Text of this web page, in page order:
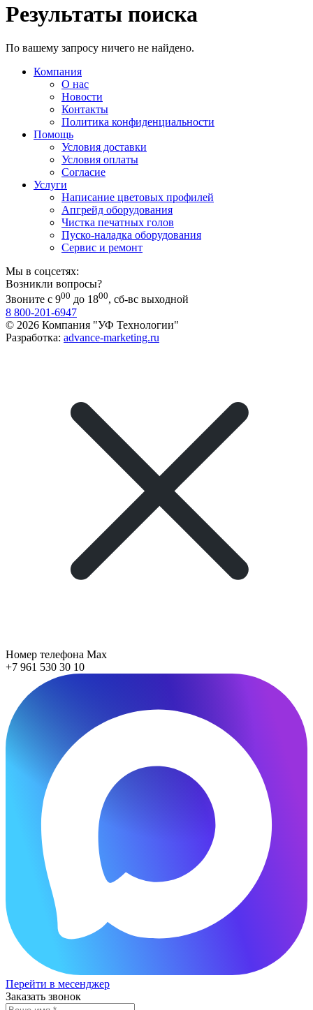
Результаты поиска
По вашему запросу ничего не найдено.
Компания
О нас
Новости
Контакты
Политика конфиденциальности
Помощь
Условия доставки
Условия оплаты
Согласие
Услуги
Написание цветовых профилей
Апгрейд оборудования
Чистка печатных голов
Пуско-наладка оборудования
Сервис и ремонт
Мы в соцсетях:
Возникли вопросы?
Звоните с 900 до 1800, сб-вс выходной
8 800-201-6947
© 2026 Компания "УФ Технологии"
Разработка: advance-marketing.ru
Номер телефона Max
+7 961 530 30 10
Перейти в месенджер
Заказать звонок